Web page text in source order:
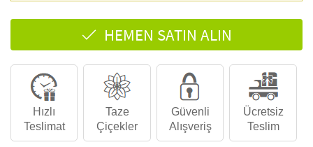
HEMEN SATIN ALIN
Hızlı
Teslimat
Taze
Çiçekler
Güvenli
Alışveriş
Ücretsiz
Teslim